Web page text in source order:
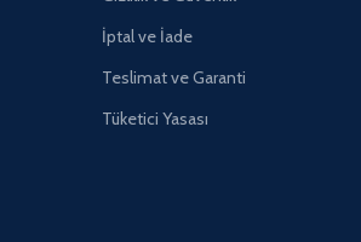
İptal ve İade
Teslimat ve Garanti
Tüketici Yasası